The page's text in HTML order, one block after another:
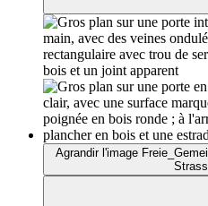
Agrandir l'image